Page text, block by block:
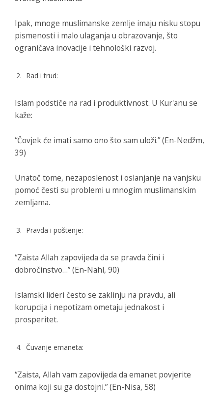
Ipak, mnoge muslimanske zemlje imaju nisku stopu
pismenosti i malo ulaganja u obrazovanje, što
ograničava inovacije i tehnološki razvoj.
Rad i trud:
Islam podstiče na rad i produktivnost. U Kur'anu se
kaže:
“Čovjek će imati samo ono što sam uloži.” (En-Nedžm,
39)
Unatoč tome, nezaposlenost i oslanjanje na vanjsku
pomoć česti su problemi u mnogim muslimanskim
zemljama.
Pravda i poštenje:
“Zaista Allah zapovijeda da se pravda čini i
dobročinstvo…” (En-Nahl, 90)
Islamski lideri često se zaklinju na pravdu, ali
korupcija i nepotizam ometaju jednakost i
prosperitet.
Čuvanje emaneta:
“Zaista, Allah vam zapovijeda da emanet povjerite
onima koji su ga dostojni.” (En-Nisa, 58)